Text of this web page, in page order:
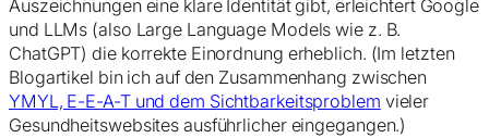
Auszeichnungen eine klare Identität gibt, erleichtert Google
und LLMs (also Large Language Models wie z. B.
ChatGPT) die korrekte Einordnung erheblich. (Im letzten
Blogartikel bin ich auf den Zusammenhang zwischen
YMYL, E-E-A-T und dem Sichtbarkeitsproblem vieler
Gesundheitswebsites ausführlicher eingegangen.)